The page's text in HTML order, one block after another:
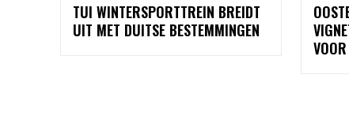
TUI WINTERSPORTTREIN BREIDT
UIT MET DUITSE BESTEMMINGEN